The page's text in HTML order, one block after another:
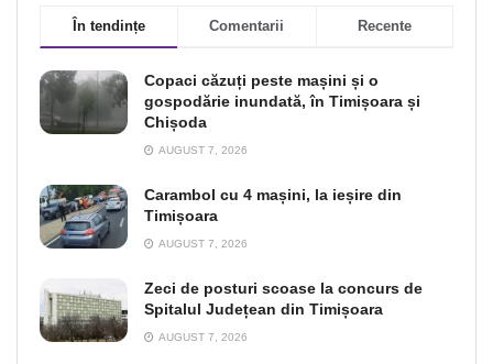
În tendințe Comentarii Recente
Copaci căzuți peste mașini și o
gospodărie inundată, în Timișoara și
Chișoda
AUGUST 7, 2026
Carambol cu 4 mașini, la ieșire din
Timișoara
AUGUST 7, 2026
Zeci de posturi scoase la concurs de
Spitalul Județean din Timișoara
AUGUST 7, 2026